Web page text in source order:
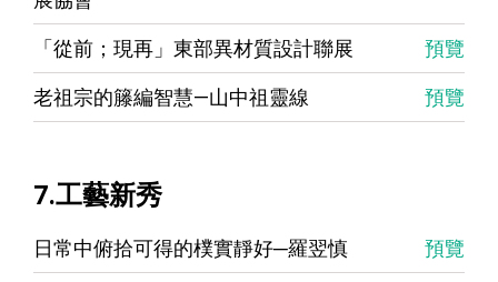
「從前；現再」東部異材質設計聯展 預覽
老祖宗的籐編智慧—山中祖靈線 預覽
7.工藝新秀
日常中俯拾可得的樸實靜好─羅翌慎 預覽